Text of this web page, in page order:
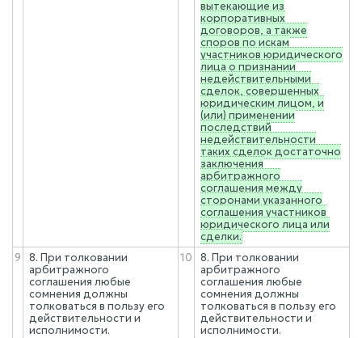
вытекающие из
корпоративных
договоров, а также
споров по искам
участников юридического
лица о признании
недействительными
сделок, совершенных
юридическим лицом, и
(или) применении
последствий
недействительности
таких сделок достаточно
заключения
арбитражного
соглашения между
сторонами указанного
соглашения участников
юридического лица или
сделки.
9
8. При толковании
арбитражного
соглашения любые
сомнения должны
толковаться в пользу его
действительности и
исполнимости.
10
8. При толковании
арбитражного
соглашения любые
сомнения должны
толковаться в пользу его
действительности и
исполнимости.